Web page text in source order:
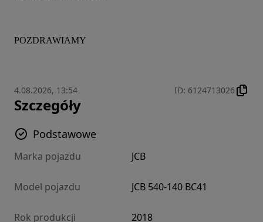
POZDRAWIAMY
4.08.2026, 13:54 ID: 6124713026
Szczegóły
Podstawowe
Marka pojazdu JCB
Model pojazdu JCB 540-140 BC41
Rok produkcji 2018